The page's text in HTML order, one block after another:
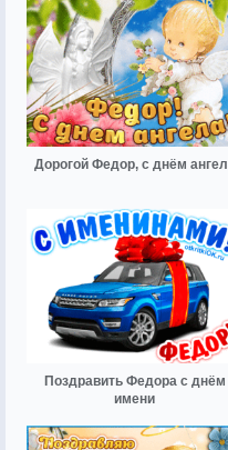
Дорогой Федор, с днём
Поздравить Федора с днём
имени